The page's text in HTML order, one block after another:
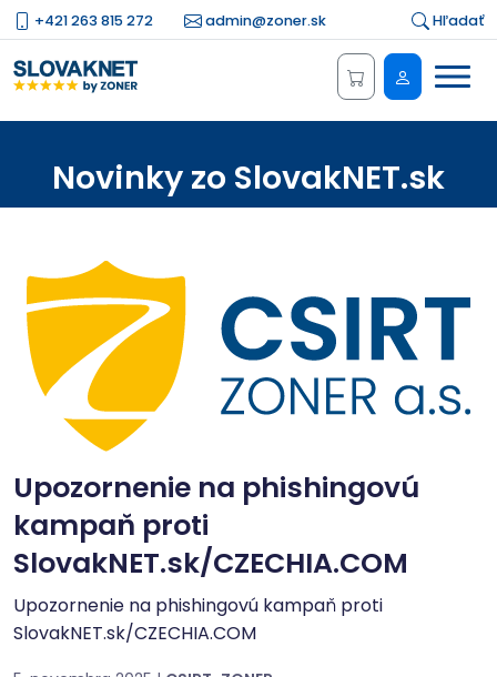
+421 263 815 272 admin@zoner.sk Hľadať
Menu
Novinky zo SlovakNET.sk
Upozornenie na phishingovú
kampaň proti
SlovakNET.sk/CZECHIA.COM
Upozornenie na phishingovú kampaň proti
SlovakNET.sk/CZECHIA.COM